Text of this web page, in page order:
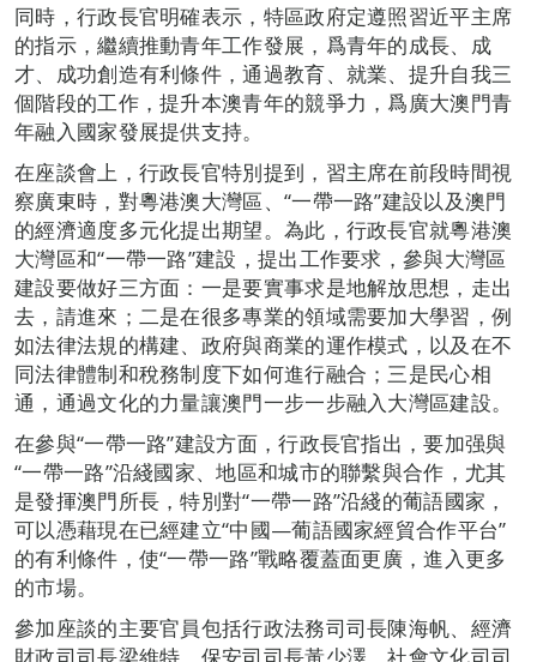
同時，行政長官明確表示，特區政府定遵照習近平主席
的指示，繼續推動青年工作發展，爲青年的成長、成
才、成功創造有利條件，通過教育、就業、提升自我三
個階段的工作，提升本澳青年的競爭力，爲廣大澳門青
年融入國家發展提供支持。
在座談會上，行政長官特別提到，習主席在前段時間視
察廣東時，對粵港澳大灣區、“一帶一路”建設以及澳門
的經濟適度多元化提出期望。為此，行政長官就粵港澳
大灣區和“一帶一路”建設，提出工作要求，參與大灣區
建設要做好三方面：一是要實事求是地解放思想，走出
去，請進來；二是在很多專業的領域需要加大學習，例
如法律法規的構建、政府與商業的運作模式，以及在不
同法律體制和稅務制度下如何進行融合；三是民心相
通，通過文化的力量讓澳門一步一步融入大灣區建設。
在參與“一帶一路”建設方面，行政長官指出，要加强與
“一帶一路”沿綫國家、地區和城市的聯繫與合作，尤其
是發揮澳門所長，特別對“一帶一路”沿綫的葡語國家，
可以憑藉現在已經建立“中國—葡語國家經貿合作平台”
的有利條件，使“一帶一路”戰略覆蓋面更廣，進入更多
的市場。
參加座談的主要官員包括行政法務司司長陳海帆、經濟
財政司司長梁維特、保安司司長黃少澤、社會文化司司